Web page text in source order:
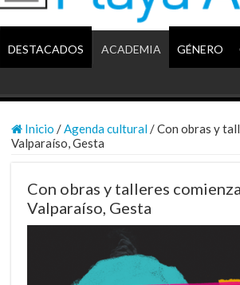
DESTACADOS ACADEMIA GÉNERO
Inicio / Agenda cultural /Con obras y
Valparaíso, Gesta
Con obras y talleres
Valparaíso, Gesta